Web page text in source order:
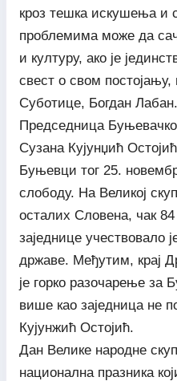
кроз тешка искушења и
проблемима може да
и културу, ако је
свест о свом постојању,
Суботице, Богдан Лабан.
Председница
Сузана Кујунџић
Буњевци тог 25.
слободу. На Великој
осталих Словена, чак
заједнице учествовало
државе. Међутим, крај
је горко разочарење за
више као заједница не
Кујунжић Остојић.
Дан Велике народне
национална празника